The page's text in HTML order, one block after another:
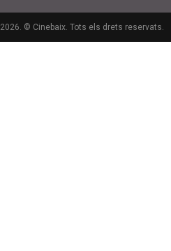
2026. © Cinebaix. Tots els drets reservats.